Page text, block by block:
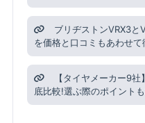
ブリヂストンVRX3と
を価格と口コミもあわせて
【タイヤメーカー9
底比較!選ぶ際のポイント